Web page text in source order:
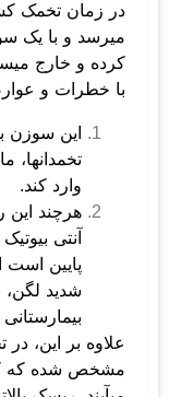
در زمان تخمک
میرسد و با یک
با خطرات و
این سوزن
تخمدانها،
وارد کند.
هرچند این
آنتی
پایین
شدید لگن،
علاوه بر این،